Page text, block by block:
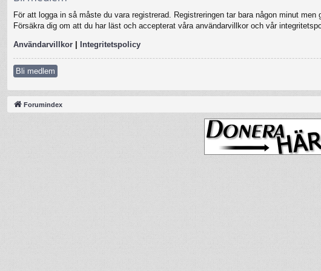
För att logga in så måste du vara registrerad. Registreringen tar bara någon minut
Försäkra dig om att du har läst och accepterat våra användarvillkor och vår
Användarvillkor | Integritetspolicy
Bli medlem
Forumindex